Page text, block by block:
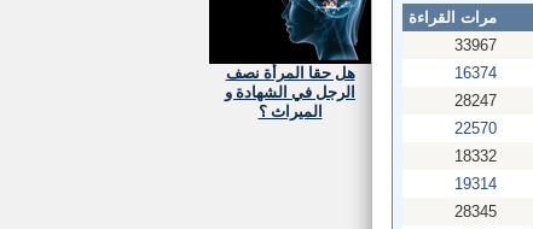
هل حقا المرأة نصف
الرجل في الشهادة و
الميراث ؟
مرات القراءة
33967
16374
28247
22570
18332
19314
28345